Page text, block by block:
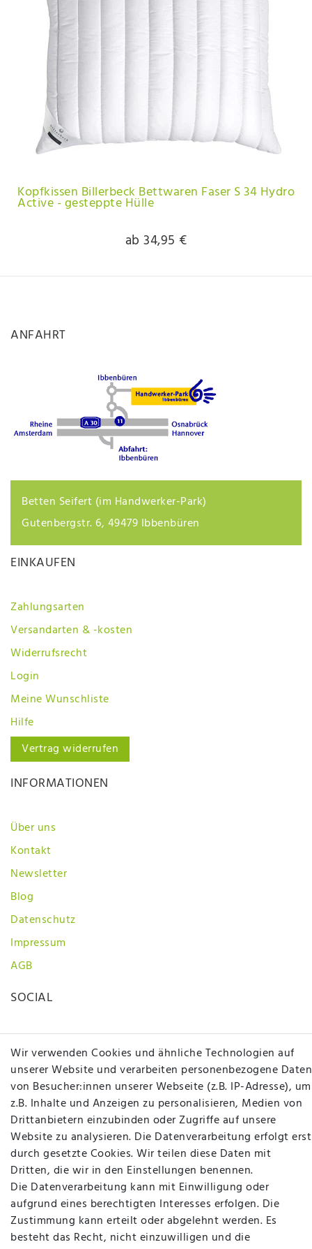
Kopfkissen Billerbeck Bettwaren Faser S 34 Hydro
Active - gesteppte Hülle
ab 34,95 €
ANFAHRT
Betten Seifert (im Handwerker-Park)
Gutenbergstr. 6, 49479 Ibbenbüren
EINKAUFEN
Zahlungsarten
Versandarten & -kosten
Widerrufsrecht
Login
Meine Wunschliste
Hilfe
Vertrag widerrufen
INFORMATIONEN
Über uns
Kontakt
Newsletter
Blog
Datenschutz
Impressum
AGB
SOCIAL
Betten Seifert – Ihr Fachgeschäft für Betten,
Matratzen, Bettwaren & mehr in Ibbenbüren. Sie
möchten richtig gut schlafen, legen Wert auf
qualitativ hochwertige Produkte und eine solide
Fachberatung für Matratzen und andere
Bettwaren? Dann sind Sie bei uns genau richtig.
Ob online oder vor Ort im Fachgeschäft in
Ibbenbüren - wir beraten Sie gerne!
Wir verwenden Cookies und ähnliche Technologien auf
unserer Website und verarbeiten personenbezogene Daten
von Besucher:innen unserer Webseite (z.B. IP-Adresse), um
z.B. Inhalte und Anzeigen zu personalisieren, Medien von
Drittanbietern einzubinden oder Zugriffe auf unsere
Website zu analysieren. Die Datenverarbeitung erfolgt erst
durch gesetzte Cookies. Wir teilen diese Daten mit
Dritten, die wir in den Einstellungen benennen.
Die Datenverarbeitung kann mit Einwilligung oder
aufgrund eines berechtigten Interesses erfolgen. Die
Zustimmung kann erteilt oder abgelehnt werden. Es
besteht das Recht, nicht einzuwilligen und die